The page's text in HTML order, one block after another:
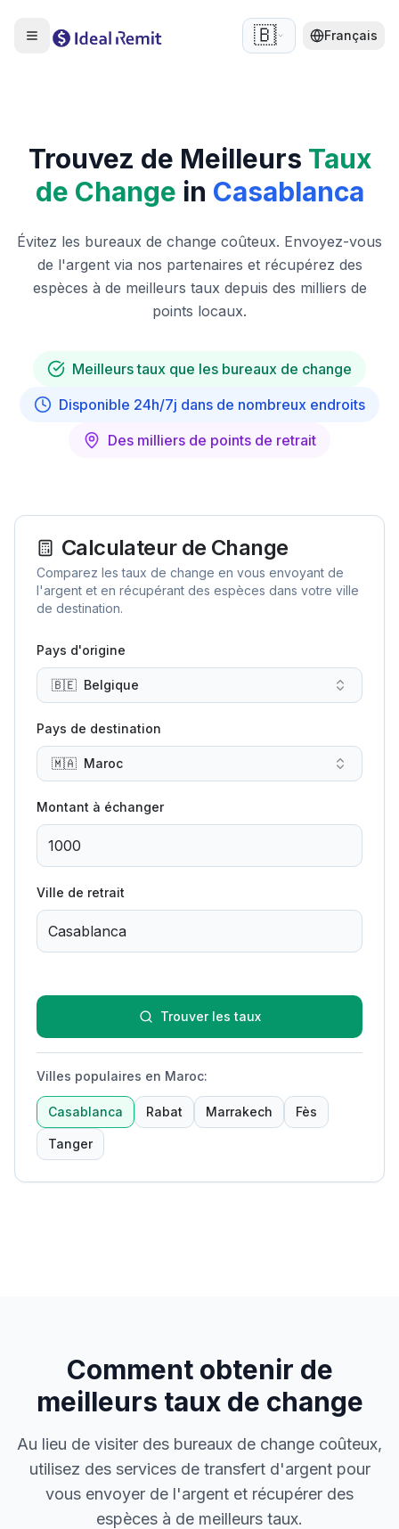
🇧🇪 Français
Trouvez de Meilleurs Taux
de Change in Casablanca
Évitez les bureaux de change coûteux. Envoyez-vous
de l'argent via nos partenaires et récupérez des
espèces à de meilleurs taux depuis des milliers de
points locaux.
Meilleurs taux que les bureaux de change
Disponible 24h/7j dans de nombreux endroits
Des milliers de points de retrait
Calculateur de Change
Comparez les taux de change en vous envoyant de
l'argent et en récupérant des espèces dans votre ville
de destination.
Pays d'origine
🇧🇪 Belgique
Pays de destination
🇲🇦 Maroc
Montant à échanger
Ville de retrait
Trouver les taux
Villes populaires en Maroc:
Casablanca Rabat Marrakech Fès
Tanger
Comment obtenir de
meilleurs taux de change
Au lieu de visiter des bureaux de change coûteux,
utilisez des services de transfert d'argent pour
vous envoyer de l'argent et récupérer des
espèces à de meilleurs taux.